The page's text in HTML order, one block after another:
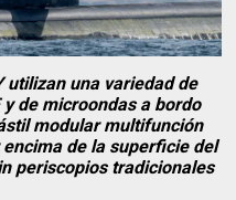
utilizan una variedad de
de microondas a bordo
modular multifunción
de la superficie del
periscopios tradicionales